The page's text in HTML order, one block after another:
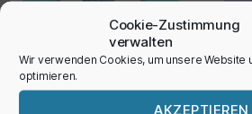
Cookie-Zustimmung
verwalten
Wir verwenden Cookies, um unsere Website
optimieren.
AKZEPTIEREN
Karte ‚hooray
monster pink‘